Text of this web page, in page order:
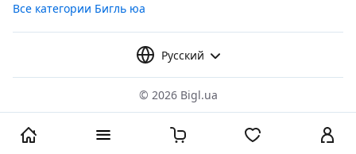
Все категории Бигль юа
Русский
© 2026 Bigl.ua